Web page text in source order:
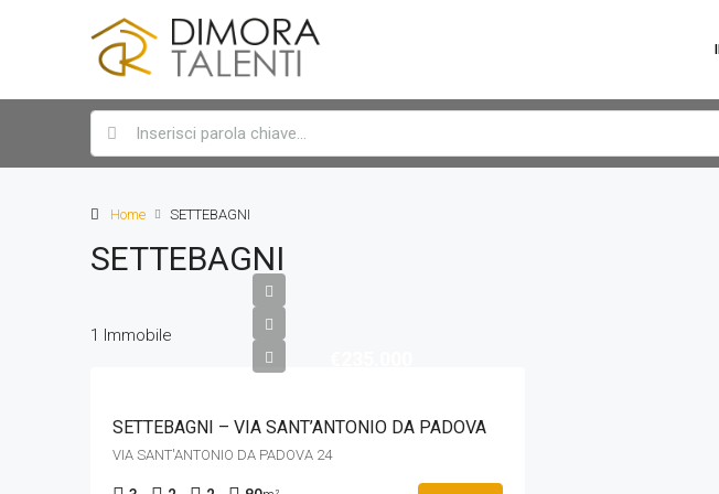
Home SETTEBAGNI
SETTEBAGNI
1 Immobile
SETTEBAGNI – VIA SANT’ANTONIO DA PADOVA
VIA SANT'ANTONIO DA PADOVA 24